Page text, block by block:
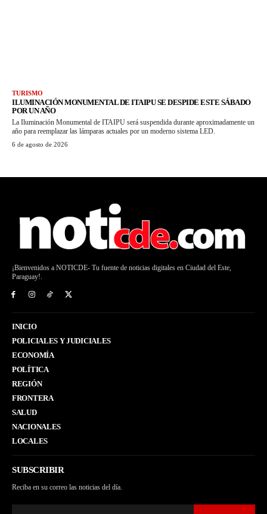
TURISMO
ILUMINACIÓN MONUMENTAL DE ITAIPU SE DESPIDE ESTE SÁBADO
POR UN AÑO
La Iluminación Monumental de ITAIPU será suspendida durante aproximadamente un
año para reemplazar las lámparas actuales por un moderno sistema LED.
6 de agosto de 2026
¡Bienvenidos a NOTICDE- Tu fuente de noticias digitales en Ciudad del Este,
Paraguay!.
INICIO
POLICIALES Y JUDICIALES
ECONOMÍA
POLÍTICA
REGIÓN
FRONTERA
SALUD
NACIONALES
LOCALES
SUBSCRIBIR
Reciba en su correo las noticias del día.